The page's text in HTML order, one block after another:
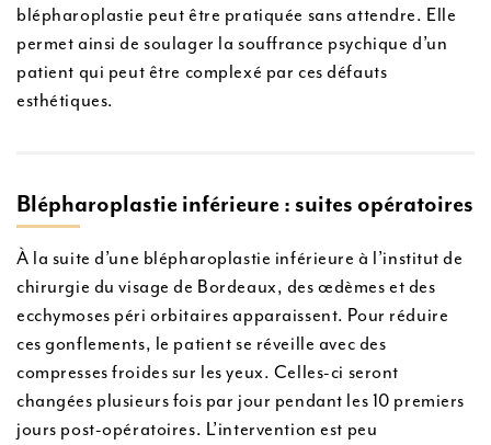
blépharoplastie peut être pratiquée sans attendre. Elle
permet ainsi de soulager la souffrance psychique d’un
patient qui peut être complexé par ces défauts
esthétiques.
Blépharoplastie inférieure : suites opératoires
À la suite d’une blépharoplastie inférieure à l’institut de
chirurgie du visage de Bordeaux, des œdèmes et des
ecchymoses péri orbitaires apparaissent. Pour réduire
ces gonflements, le patient se réveille avec des
compresses froides sur les yeux. Celles-ci seront
changées plusieurs fois par jour pendant les 10 premiers
jours post-opératoires. L’intervention est peu